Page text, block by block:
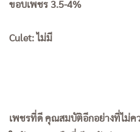
ขอบเพชร 3.5-4%
Culet: ไม่มี
เพชรที่ดี คุณสมบัติอีกอย่างที่ไม่ค